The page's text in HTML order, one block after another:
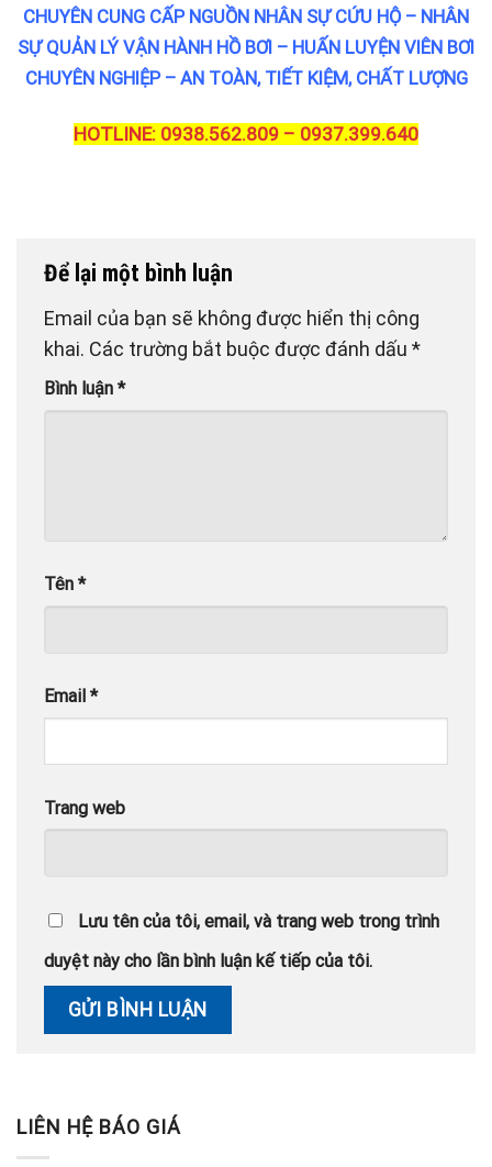
CHUYÊN CUNG CẤP NGUỒN NHÂN SỰ CỨU HỘ – NHÂN
SỰ QUẢN LÝ VẬN HÀNH HỒ BƠI – HUẤN LUYỆN VIÊN BƠI
CHUYÊN NGHIỆP – AN TOÀN, TIẾT KIỆM, CHẤT LƯỢNG
HOTLINE: 0938.562.809 – 0937.399.640
Để lại một bình luận
Email của bạn sẽ không được hiển thị công
khai. Các trường bắt buộc được đánh dấu *
Bình luận *
Tên *
Email *
Trang web
Lưu tên của tôi, email, và trang web trong trình
duyệt này cho lần bình luận kế tiếp của tôi.
LIÊN HỆ BÁO GIÁ